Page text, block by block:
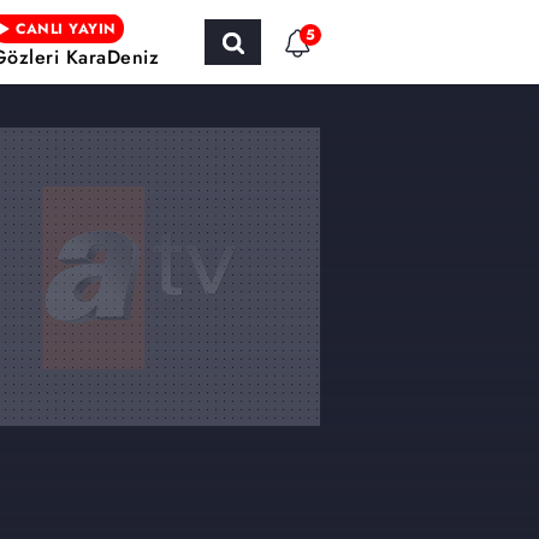
CANLI YAYIN
KaraDeniz
5